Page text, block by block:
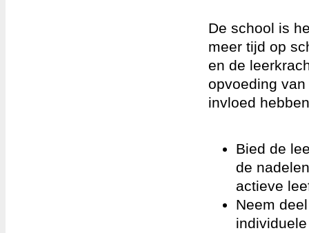
De school is
meer tijd op
en de
opvoeding
invloed
Bied de
de
actieve
Neem